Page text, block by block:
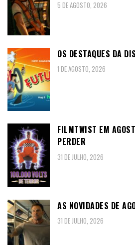
5 DE AGOSTO, 2026
OS DESTAQUES DA
1 DE AGOSTO, 2026
FILMTWIST EM
PERDER
31 DE JULHO, 2026
AS NOVIDADES DE
31 DE JULHO, 2026